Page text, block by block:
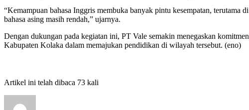
“Kemampuan bahasa Inggris membuka banyak pintu kesempatan, terutama
bahasa asing masih rendah,” ujarnya.
Dengan dukungan pada kegiatan ini, PT Vale semakin menegaskan
Kabupaten Kolaka dalam memajukan pendidikan di wilayah tersebut. (eno)
Artikel ini telah dibaca 73 kali